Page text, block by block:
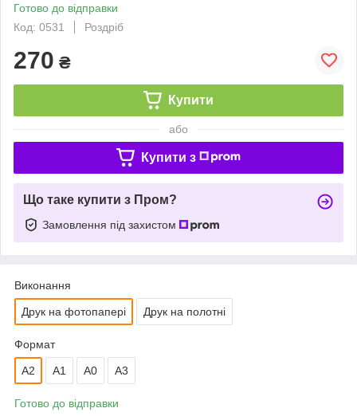
Готово до відправки
Код: 0531
Роздріб
270 ₴
Купити
або
Купити з
Що таке купити з Пром?
Замовлення під захистом
Виконання
Друк на фотопапері Друк на полотні
Формат
A2 А1 A0 A3
Готово до відправки